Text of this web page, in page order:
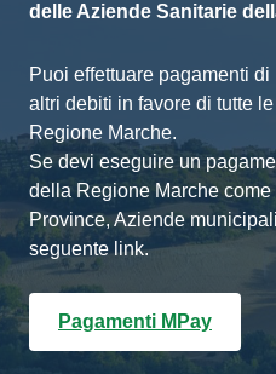
delle Aziende Sanitarie
Puoi effettuare pagamenti
altri debiti in favore di tutte
Regione Marche.
Se devi eseguire un
della Regione Marche
Province, Aziende
seguente link.
Pagamenti MPay